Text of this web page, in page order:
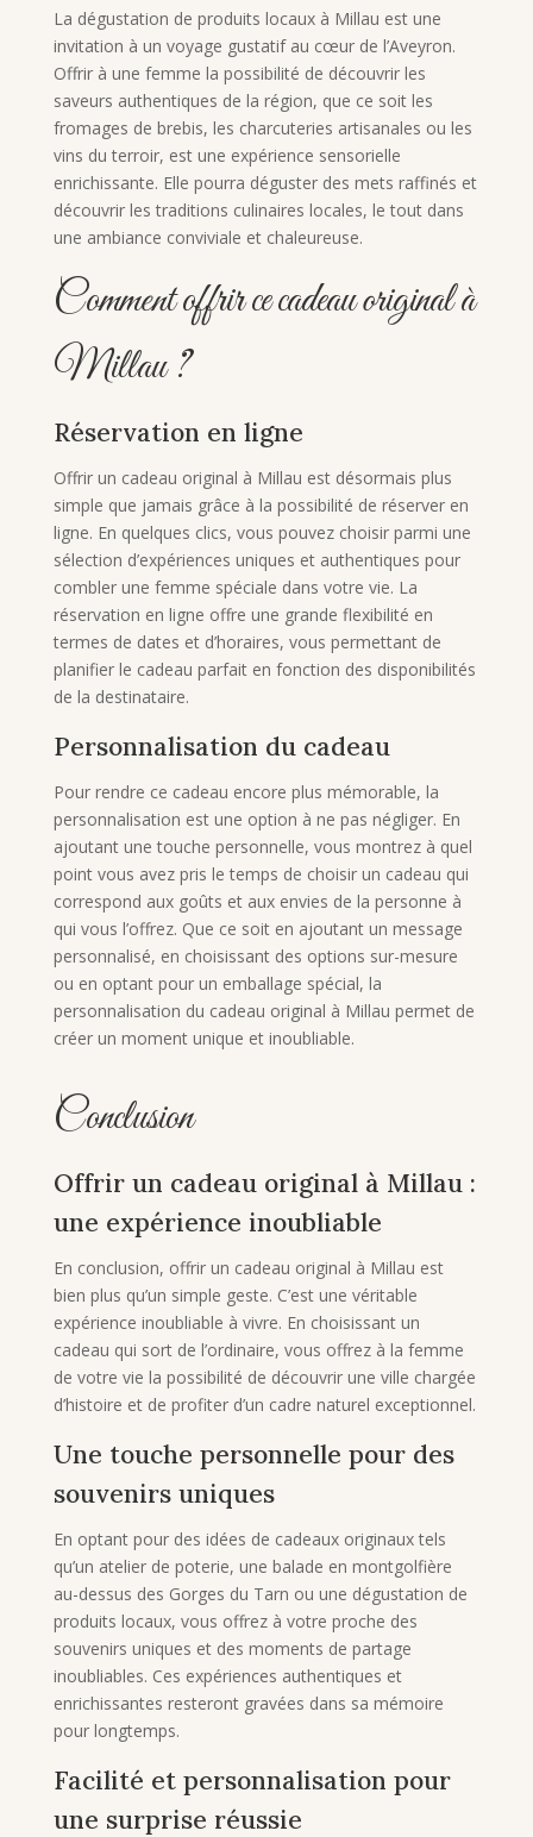
La dégustation de produits locaux à Millau est une
invitation à un voyage gustatif au cœur de l’Aveyron.
Offrir à une femme la possibilité de découvrir les
saveurs authentiques de la région, que ce soit les
fromages de brebis, les charcuteries artisanales ou les
vins du terroir, est une expérience sensorielle
enrichissante. Elle pourra déguster des mets raffinés et
découvrir les traditions culinaires locales, le tout dans
une ambiance conviviale et chaleureuse.
Comment offrir ce cadeau original à
Millau ?
Réservation en ligne
Offrir un cadeau original à Millau est désormais plus
simple que jamais grâce à la possibilité de réserver en
ligne. En quelques clics, vous pouvez choisir parmi une
sélection d’expériences uniques et authentiques pour
combler une femme spéciale dans votre vie. La
réservation en ligne offre une grande flexibilité en
termes de dates et d’horaires, vous permettant de
planifier le cadeau parfait en fonction des disponibilités
de la destinataire.
Personnalisation du cadeau
Pour rendre ce cadeau encore plus mémorable, la
personnalisation est une option à ne pas négliger. En
ajoutant une touche personnelle, vous montrez à quel
point vous avez pris le temps de choisir un cadeau qui
correspond aux goûts et aux envies de la personne à
qui vous l’offrez. Que ce soit en ajoutant un message
personnalisé, en choisissant des options sur-mesure
ou en optant pour un emballage spécial, la
personnalisation du cadeau original à Millau permet de
créer un moment unique et inoubliable.
Conclusion
Offrir un cadeau original à Millau :
une expérience inoubliable
En conclusion, offrir un cadeau original à Millau est
bien plus qu’un simple geste. C’est une véritable
expérience inoubliable à vivre. En choisissant un
cadeau qui sort de l’ordinaire, vous offrez à la femme
de votre vie la possibilité de découvrir une ville chargée
d’histoire et de profiter d’un cadre naturel exceptionnel.
Une touche personnelle pour des
souvenirs uniques
En optant pour des idées de cadeaux originaux tels
qu’un atelier de poterie, une balade en montgolfière
au-dessus des Gorges du Tarn ou une dégustation de
produits locaux, vous offrez à votre proche des
souvenirs uniques et des moments de partage
inoubliables. Ces expériences authentiques et
enrichissantes resteront gravées dans sa mémoire
pour longtemps.
Facilité et personnalisation pour
une surprise réussie